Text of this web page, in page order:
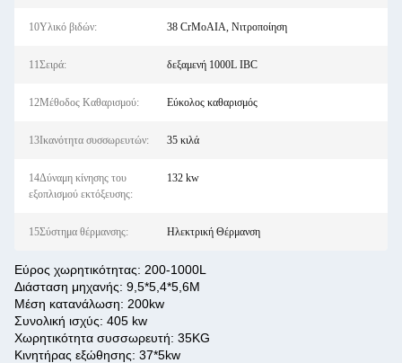
10Υλικό βιδών: 38 CrMoAIA, Νιτροποίηση
11Σειρά: δεξαμενή 1000L IBC
12Μέθοδος Καθαρισμού: Εύκολος καθαρισμός
13Ικανότητα συσσωρευτών: 35 κιλά
14Δύναμη κίνησης του
εξοπλισμού εκτόξευσης:
132 kw
15Σύστημα θέρμανσης: Ηλεκτρική Θέρμανση
Εύρος χωρητικότητας: 200-1000L
Διάσταση μηχανής: 9,5*5,4*5,6M
Μέση κατανάλωση: 200kw
Συνολική ισχύς: 405 kw
Χωρητικότητα συσσωρευτή: 35KG
Κινητήρας εξώθησης: 37*5kw